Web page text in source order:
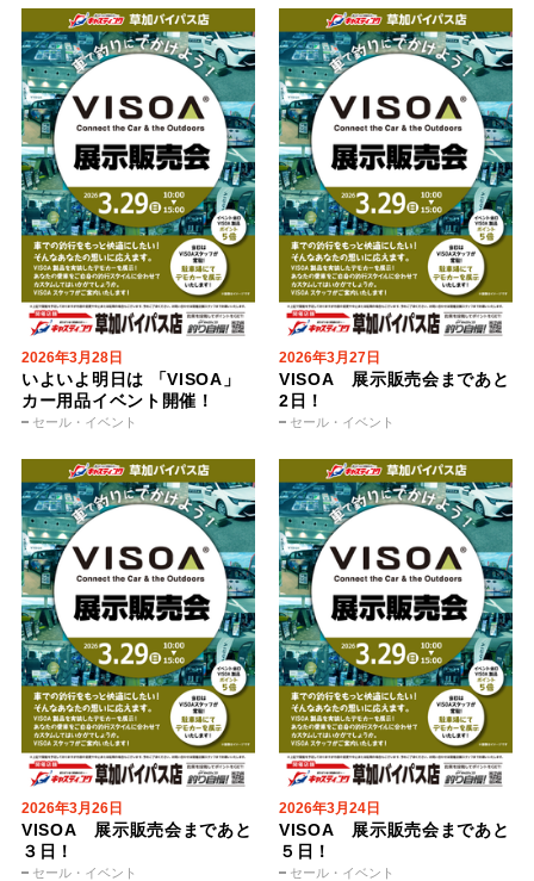
2026年3月28日
セール・イベント
いよいよ明日は 「VISOA」
カー用品イベント開催！
2026年3月27日
セール・イベント
VISOA 展示販売会まであと
2日！
2026年3月26日
セール・イベント
VISOA 展示販売会まであと
３日！
2026年3月24日
セール・イベント
VISOA 展示販売会まであと
５日！